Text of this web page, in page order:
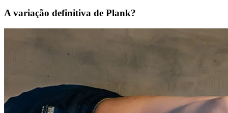
A variação definitiva de Plank?